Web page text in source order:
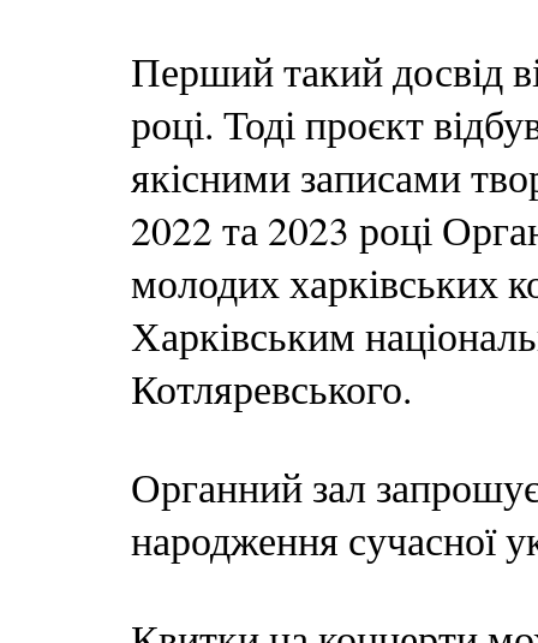
Перший такий досвід
році. Тоді проєкт
якісними записами
2022 та 2023 році
молодих харківських
Харківським
Котляревського.
Органний зал
народження сучасної